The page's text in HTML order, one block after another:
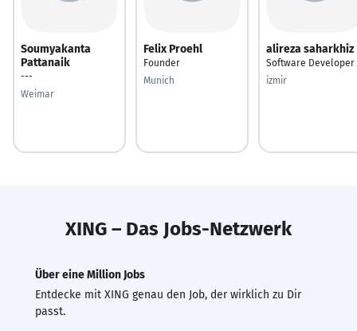
Soumyakanta
Pattanaik
---
Weimar
Felix Proehl
Founder
Munich
alireza saharkhiz
Software Developer
izmir
XING – Das Jobs-Netzwerk
Über eine Million Jobs
Entdecke mit XING genau den Job, der wirklich zu Dir
passt.